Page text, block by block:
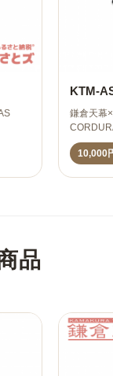
KTM-
鎌倉天幕
10,000
品